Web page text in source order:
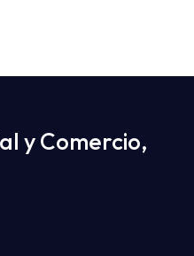
y Comercio,